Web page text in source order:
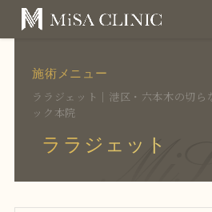
施術メニュー
ララジェット｜港区・六本木の切
ック本院
ララジェット